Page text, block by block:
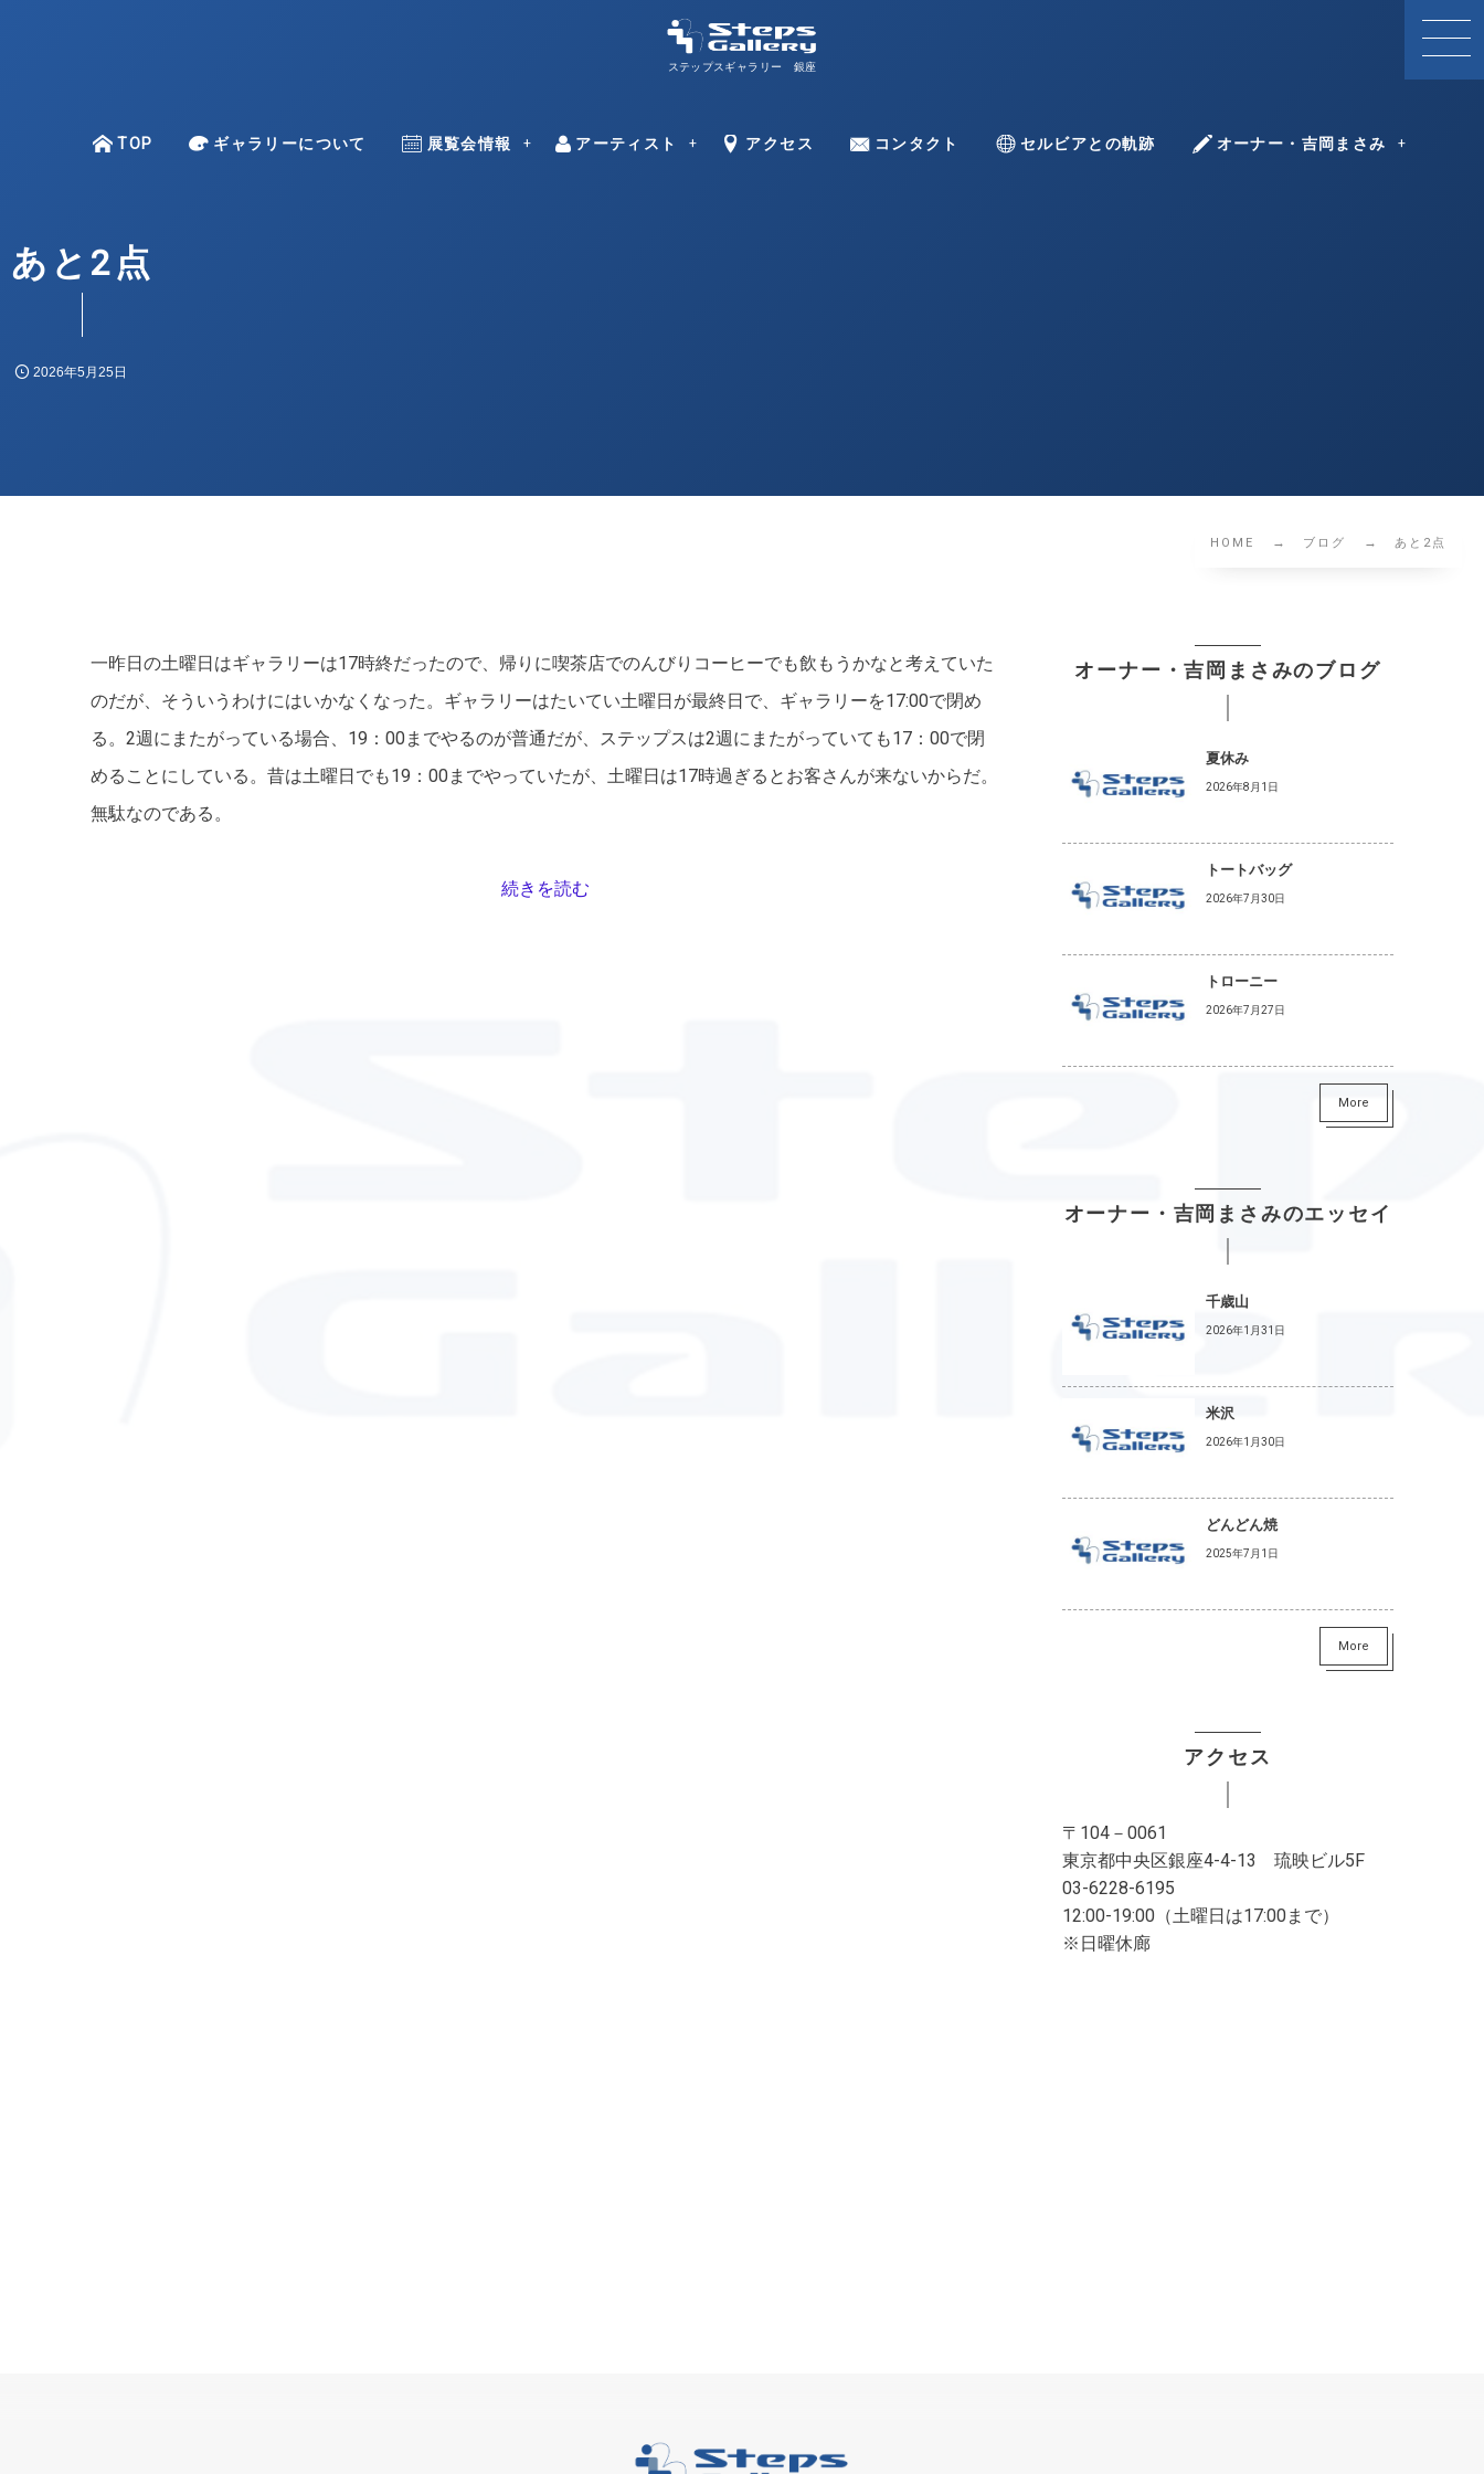
ステップスギャラリー 銀座
TOP
TOP ギャラリーについて
About 展覧会情報
Exhibitions アーティスト
Artists
霜田 誠二 日影 眩
アクセス
Access コンタクト
Contact セルビアとの軌跡
With Serbia オーナー・吉岡まさみ
YOSHIOKA Masami
あと2点
2026年5月25日
HOME ブログ あと2点
一昨日の土曜日はギャラリーは17時終だったので、帰りに喫茶店でのんびりコーヒーでも飲もうかなと考えていた
のだが、そういうわけにはいかなくなった。ギャラリーはたいてい土曜日が最終日で、ギャラリーを17:00で閉め
る。2週にまたがっている場合、19：00までやるのが普通だが、ステップスは2週にまたがっていても17：00で閉
めることにしている。昔は土曜日でも19：00までやっていたが、土曜日は17時過ぎるとお客さんが来ないからだ。
無駄なのである。
続きを読む
オーナー・吉岡まさみのブログ
夏休み
2026年8月1日
トートバッグ
2026年7月30日
トローニー
2026年7月27日
More
オーナー・吉岡まさみのエッセイ
千歳山
2026年1月31日
米沢
2026年1月30日
どんどん焼
2025年7月1日
More
アクセス
〒104－0061
東京都中央区銀座4-4-13 琉映ビル5F
03-6228-6195
12:00-19:00（土曜日は17:00まで）
※日曜休廊